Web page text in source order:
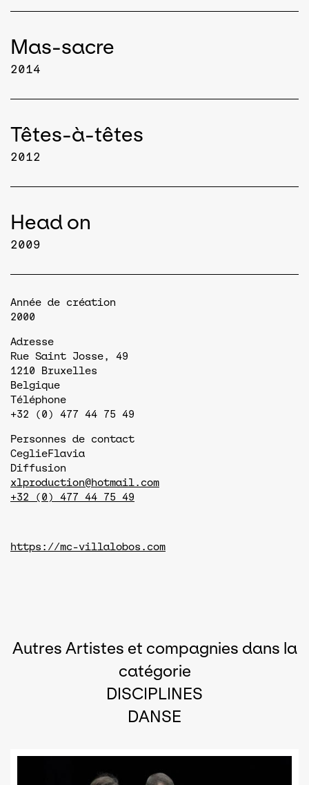
Mas-sacre
2014
Têtes-à-têtes
2012
Head on
2009
Année de création
2000
Adresse
Rue Saint Josse, 49
1210
Bruxelles
Belgique
Téléphone
+32 (0) 477 44 75 49
Personnes de contact
CeglieFlavia
Diffusion
xlproduction@hotmail.com
+32 (0) 477 44 75 49
https://mc-villalobos.com
Autres Artistes et compagnies dans la
catégorie
DISCIPLINES
DANSE